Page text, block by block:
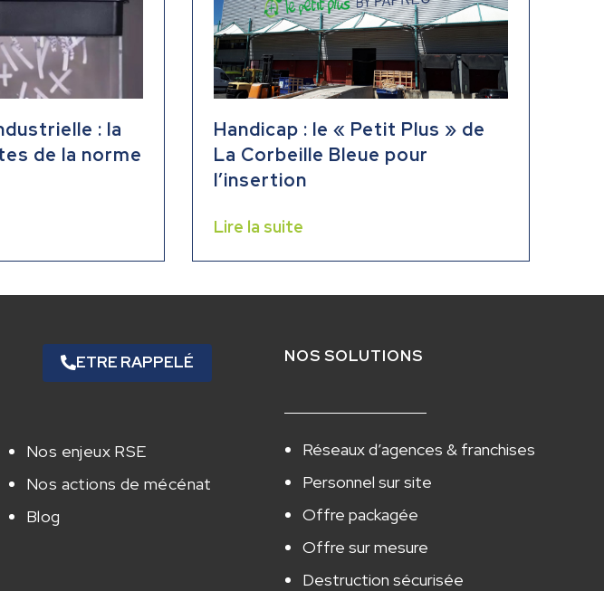
: la
de la norme
Handicap : le « Petit Plus » de
La Corbeille Bleue pour
l’insertion
Lire la suite
ETRE RAPPELÉ
Nos enjeux RSE
Nos actions de mécénat
Blog
NOS SOLUTIONS
Réseaux d’agences & franchises
Personnel sur site
Offre packagée
Offre sur mesure
Destruction sécurisée